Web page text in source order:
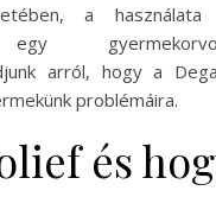
a
egy
arról, hogy a
problémáira.
és